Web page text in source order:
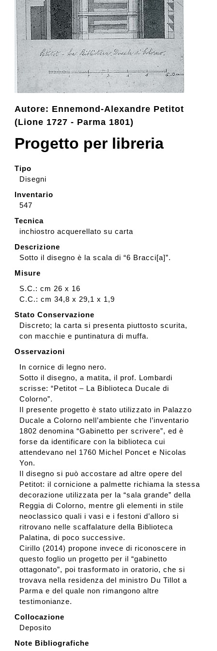
Collezione
Contatti e biglietti
Accessibilità
Dona
Autore: Ennemond-Alexandre Petitot
(Lione 1727 - Parma 1801)
Progetto per libreria
Tipo
Disegni
Inventario
547
Tecnica
inchiostro acquerellato su carta
Descrizione
Sotto il disegno è la scala di “6 Bracci[a]”.
Misure
S.C.: cm 26 x 16
C.C.: cm 34,8 x 29,1 x 1,9
Stato Conservazione
Discreto; la carta si presenta piuttosto scurita,
con macchie e puntinatura di muffa.
Osservazioni
In cornice di legno nero.
Sotto il disegno, a matita, il prof. Lombardi
scrisse: “Petitot – La Biblioteca Ducale di
Colorno”.
Il presente progetto è stato utilizzato in Palazzo
Ducale a Colorno nell’ambiente che l’inventario
1802 denomina “Gabinetto per scrivere”, ed è
forse da identificare con la biblioteca cui
attendevano nel 1760 Michel Poncet e Nicolas
Yon.
Il disegno si può accostare ad altre opere del
Petitot: il cornicione a palmette richiama la stessa
decorazione utilizzata per la “sala grande” della
Reggia di Colorno, mentre gli elementi in stile
neoclassico quali i vasi e i festoni d’alloro si
ritrovano nelle scaffalature della Biblioteca
Palatina, di poco successive.
Cirillo (2014) propone invece di riconoscere in
questo foglio un progetto per il “gabinetto
ottagonato”, poi trasformato in oratorio, che si
trovava nella residenza del ministro Du Tillot a
Parma e del quale non rimangono altre
testimonianze.
Collocazione
Deposito
Note Bibliografiche